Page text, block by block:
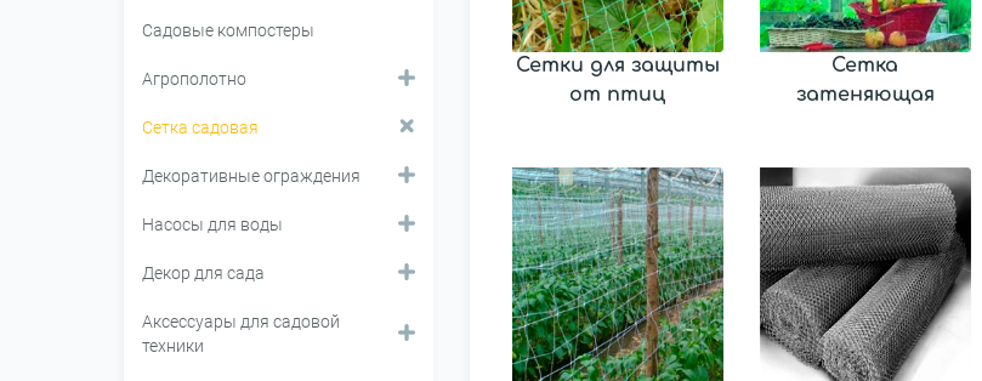
Садовые компостеры
Агрополотно
Сетка садовая
Декоративные ограждения
Насосы для воды
Декор для сада
Аксессуары для садовой
техники
Сетки для защиты
от птиц
Сетка
затеняющая